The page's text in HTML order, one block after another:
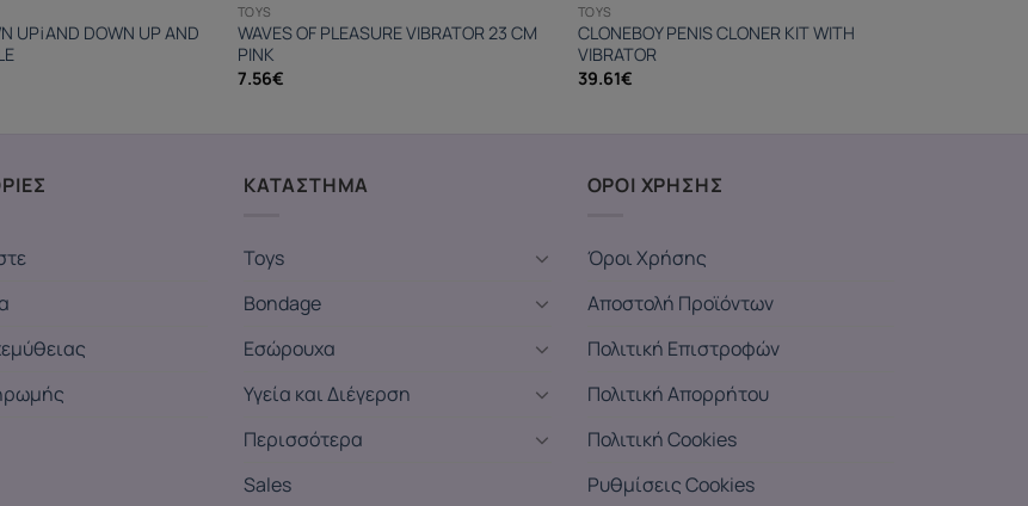
UP¡AND DOWN UP AND
TOYS
WAVES OF PLEASURE VIBRATOR 23 CM
PINK
7.56€
TOYS
CLONEBOY PENIS CLONER KIT WITH
VIBRATOR
39.61€
ΚΑΤΑΣΤΗΜΑ
Toys
Bondage
Εσώρουχα
Υγεία και Διέγερση
Περισσότερα
Sales
ΟΡΟΙ ΧΡΗΣΗΣ
Όροι Χρήσης
Αποστολή Προϊόντων
Πολιτική Επιστροφών
Πολιτική Απορρήτου
Πολιτική Cookies
Ρυθμίσεις Cookies